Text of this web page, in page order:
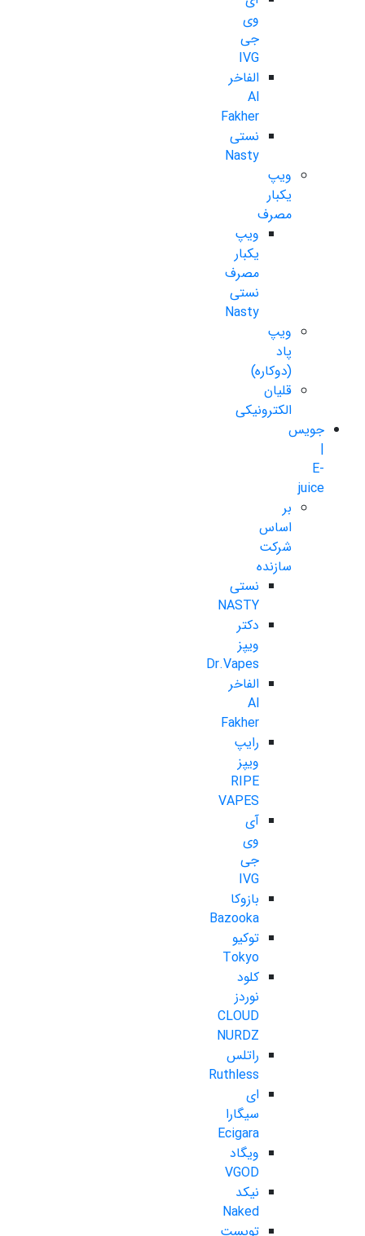
وی
جی
IVG
الفاخر
Al
Fakher
نستی
Nasty
ویپ
یکبار
مصرف
ویپ
یکبار
مصرف
نستی
Nasty
ویپ
پاد
(دوکاره)
قلیان
الکترونیکی
جویس
|
E-
juice
بر
اساس
شرکت
سازنده
نستی
NASTY
دکتر
ویپز
Dr.Vapes
الفاخر
Al
Fakher
رایپ
ویپز
RIPE
VAPES
آی
وی
جی
IVG
بازوکا
Bazooka
توکیو
Tokyo
کلود
نوردز
CLOUD
NURDZ
راتلس
Ruthless
ای
سیگارا
Ecigara
ویگاد
VGOD
نیکد
Naked
تویست